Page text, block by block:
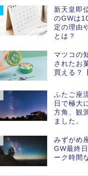
新天皇即
のGWは
定の理由
とは？
マツコの
されたお
買える？
ふたご座
日で極大
方角、観
ました。
みずがめ
GW最終
ーク時間